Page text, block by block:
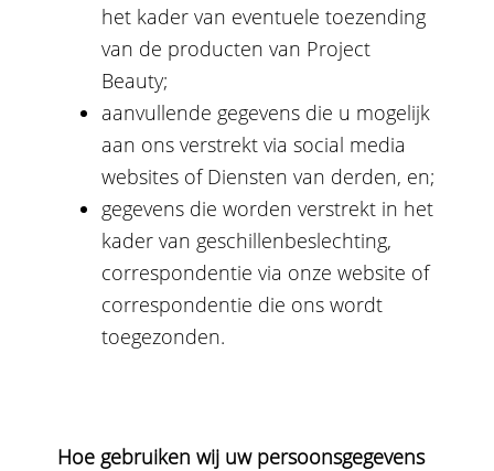
het kader van eventuele toezending
van de producten van Project
Beauty;
aanvullende gegevens die u mogelijk
aan ons verstrekt via social media
websites of Diensten van derden, en;
gegevens die worden verstrekt in het
kader van geschillenbeslechting,
correspondentie via onze website of
correspondentie die ons wordt
toegezonden.
Hoe gebruiken wij uw persoonsgegevens